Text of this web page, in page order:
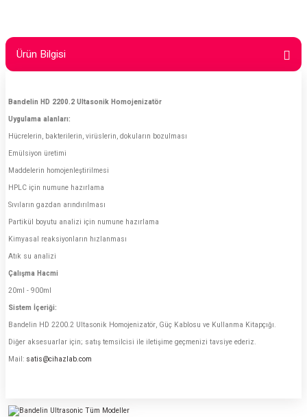
Ürün Bilgisi
Bandelin HD 2200.2 Ultasonik Homojenizatör
Uygulama alanları:
Hücrelerin, bakterilerin, virüslerin, dokuların bozulması
Emülsiyon üretimi
Maddelerin homojenleştirilmesi
HPLC için numune hazırlama
Sıvıların gazdan arındırılması
Partikül boyutu analizi için numune hazırlama
Kimyasal reaksiyonların hızlanması
Atık su analizi
Çalışma Hacmi
20ml - 900ml
Sistem İçeriği:
Bandelin HD 2200.2 Ultasonik Homojenizatör, Güç Kablosu ve Kullanma Kitapçığı.
Diğer aksesuarlar için; satış temsilcisi ile iletişime geçmenizi tavsiye ederiz.
Mail: satis@cihazlab.com